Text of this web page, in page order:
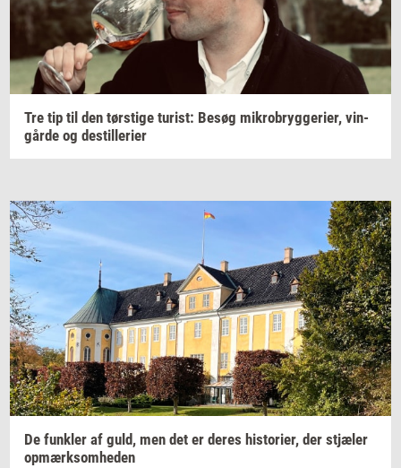
Tre tip til den tørsti­ge turist: Besøg mi­kro­bryg­ge­ri­er, vin­
går­de og destil­le­ri­er
De funk­ler af guld, men det er deres hi­sto­ri­er, der stjæ­ler
op­mærk­som­he­den